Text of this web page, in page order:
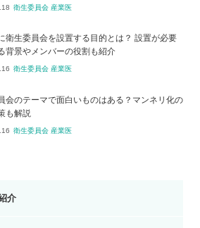
衛生委員会 産業医
衛生委員会を設置する目的とは？ 設置が必要
背景やメンバーの役割も紹介
衛生委員会 産業医
会のテーマで面白いものはある？マンネリ化の
も解説
衛生委員会 産業医
介